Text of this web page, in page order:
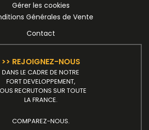
Gérer les cookies
Générales de Vente
Contact
>> REJOIGNEZ-NOUS
DANS LE CADRE DE NOTRE
FORT DEVELOPPEMENT,
RECRUTONS SUR TOUTE
LA FRANCE.
COMPAREZ-NOUS.